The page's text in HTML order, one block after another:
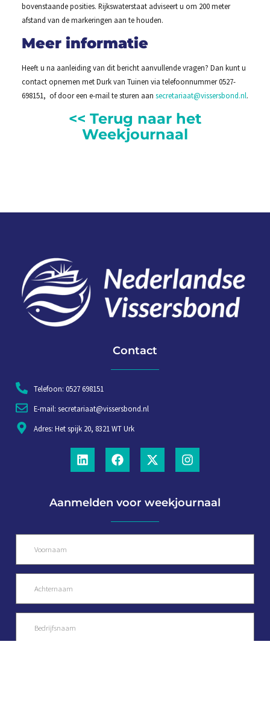
bovenstaande posities. Rijkswaterstaat adviseert u om 200 meter
afstand van de markeringen aan te houden.
Meer informatie
Heeft u na aanleiding van dit bericht aanvullende vragen? Dan kunt u
contact opnemen met Durk van Tuinen via telefoonnummer 0527-
698151, of door een e-mail te sturen aan secretariaat@vissersbond.nl.
<< Terug naar het
Weekjournaal
Contact
Telefoon: 0527 698151
E-mail: secretariaat@vissersbond.nl
Adres: Het spijk 20, 8321 WT Urk
Aanmelden voor weekjournaal